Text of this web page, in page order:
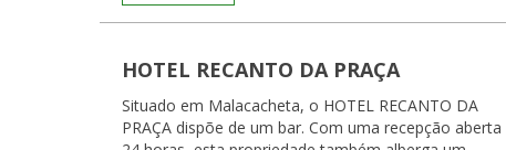
HOTEL RECANTO DA PRAÇA
Situado em Malacacheta, o HOTEL RECANTO DA
PRAÇA dispõe de um bar. Com uma recepção aberta